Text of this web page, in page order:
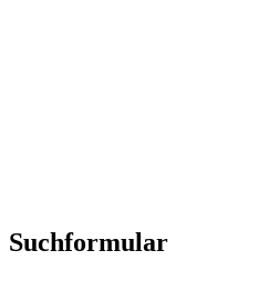
Suchformular